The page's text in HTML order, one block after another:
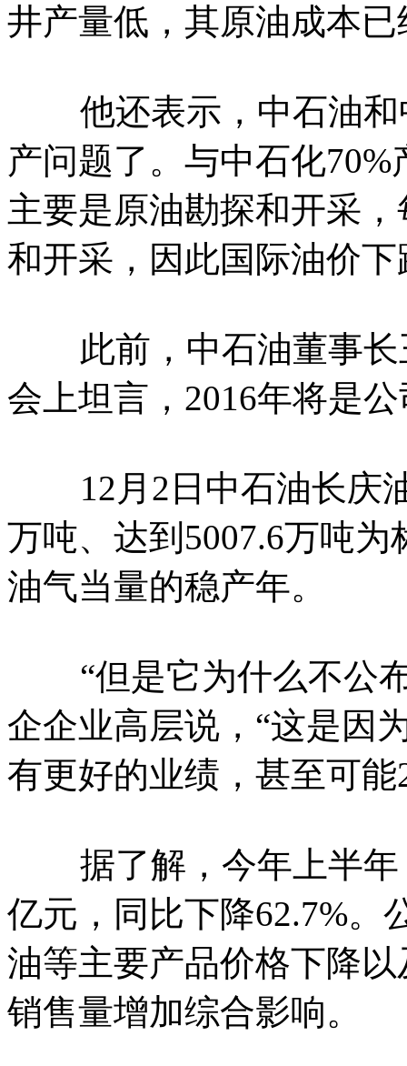
井产量低，其原油成本
他还表示，中石油和
产问题了。与中石化
主要是原油勘探和开采
和开采，因此国际油价
此前，中石油董事长
会上坦言，2016年将是
12月2日中石油长庆油
万吨、达到5007.6万吨
油气当量的稳产年。
“但是它为什么不公布
企企业高层说，“这是因
有更好的业绩，甚至可
据了解，今年上半年
亿元，同比下降62.7%。
油等主要产品价格下降
销售量增加综合影响。